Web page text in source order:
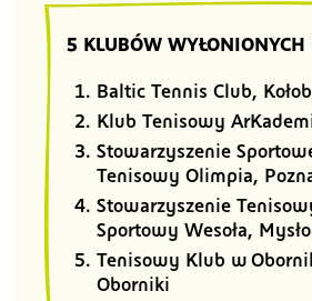
5 KLUBÓW WYŁONIONYCH
Baltic Tennis Club,
Klub Tenisowy
Stowarzyszenie
Tenisowy Olimpia,
Stowarzyszenie
Sportowy Wesoła,
Tenisowy Klub w
Oborniki